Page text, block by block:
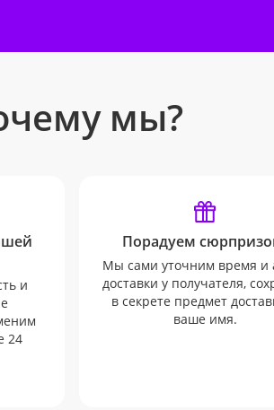
мы?
и
24
Порадуем
Мы сами уточним время и
доставки у получателя,
в секрете предмет
ваше имя.